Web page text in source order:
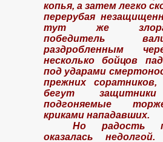
копья, а затем легко
перерубая
тут же
победитель
раздробленным
несколько бойцов
под ударами
прежних
бегут защитники
подгоняемые
криками нападавших.
Но радость
оказалась
XXII века
Дикого Запад
Запада
Запада от А до Z